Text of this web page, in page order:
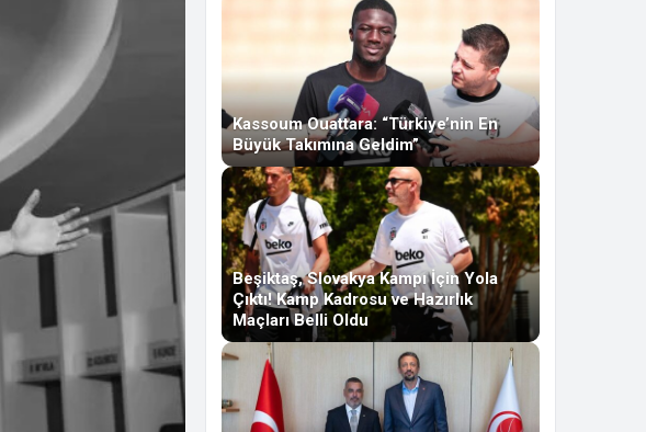
Kassoum Ouattara: “Türkiye’nin En
Büyük Takımına Geldim”
Beşiktaş, Slovakya Kampı İçin Yola
Çıktı! Kamp Kadrosu ve Hazırlık
Maçları Belli Oldu